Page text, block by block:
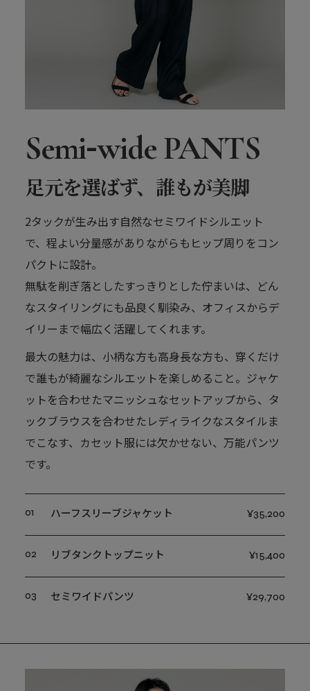
Semi-wide PANTS
足元を選ばず、誰もが美脚
2タックが生み出す自然なセミワイドシルエット
で、程よい分量感がありながらもヒップ周りをコン
パクトに設計。
無駄を削ぎ落としたすっきりとした佇まいは、どん
なスタイリングにも品良く馴染み、オフィスからデ
イリーまで幅広く活躍してくれます。
最大の魅力は、小柄な方も高身長な方も、穿くだけ
で誰もが綺麗なシルエットを楽しめること。ジャケ
ットを合わせたマニッシュなセットアップから、タ
ックブラウスを合わせたレディライクなスタイルま
でこなす、カセット服には欠かせない、万能パンツ
です。
01 ハーフスリーブジャケット ¥35,200
02 リブタンクトップニット ¥15,400
03 セミワイドパンツ ¥29,700